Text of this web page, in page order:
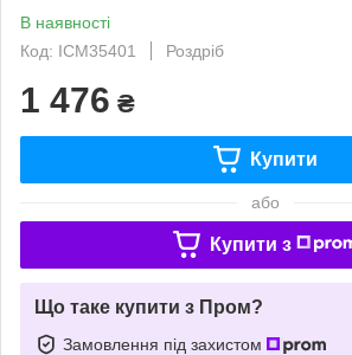
В наявності
Код: ICM35401
Роздріб
1 476 ₴
Купити
або
Купити з
Що таке купити з Пром?
Замовлення під захистом